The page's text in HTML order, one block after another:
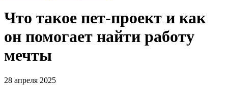
Что такое пет-проект и как
он помогает найти работу
мечты
28 апреля 2025